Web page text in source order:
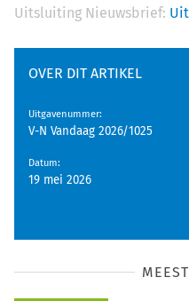
Uitsluiting Nieuwsbrief:
OVER DIT ARTIKEL
Uitgavenummer:
V-N Vandaag 2026/1025
Datum:
19 mei 2026